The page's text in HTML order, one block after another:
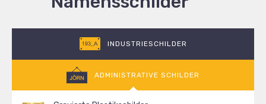
INDUSTRIESCHILDER
ADMINISTRATIVE SCHILDER